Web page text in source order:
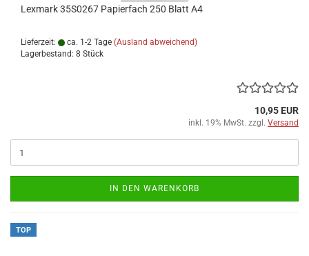
Lexmark 35S0267 Papierfach 250 Blatt A4
Lieferzeit: ca. 1-2 Tage (Ausland abweichend)
Lagerbestand: 8 Stück
10,95 EUR
inkl. 19% MwSt. zzgl. Versand
IN DEN WARENKORB
TOP